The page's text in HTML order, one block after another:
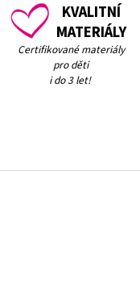
KVALITNÍ
MATERIÁLY
Certifikované materiály
pro děti
i do 3 let!